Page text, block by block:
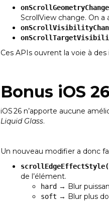
ScrollView change. On a
Ces APIs ouvrent la voie à
Bonus iOS
iOS 26 n’apporte aucune
Liquid Glass.
Un nouveau modifier a donc
de l’élément.
hard→ Blur
soft → Blur plus